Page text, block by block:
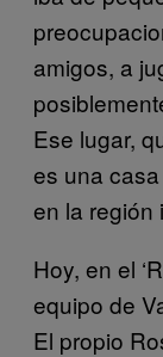
amigos, a
Ese lugar,
es una
en la región
Hoy, en el
equipo de
El propio